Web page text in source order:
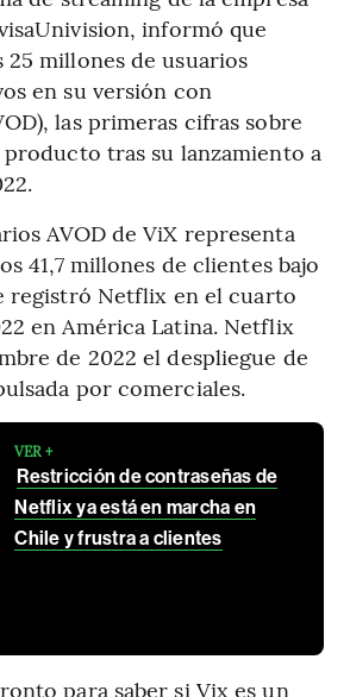
informó que
25 millones de usuarios
en su versión con
las primeras cifras sobre
tras su lanzamiento a
AVOD de ViX representa
41,7 millones de clientes bajo
registró Netflix en el cuarto
en América Latina. Netflix
de 2022 el despliegue de
por comerciales.
VER +
Restricción de contraseñas de
Netflix ya está en marcha en
Chile y frustra a clientes
para saber si Vix es un